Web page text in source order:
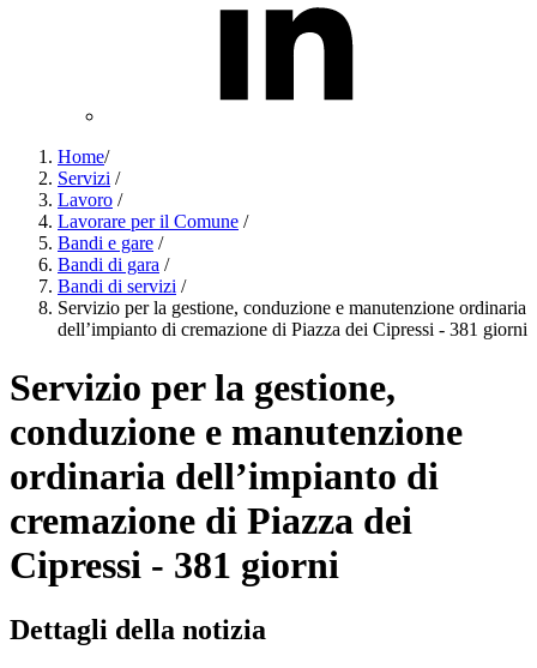
Home/
Servizi /
Lavoro /
Lavorare per il Comune /
Bandi e gare /
Bandi di gara /
Bandi di servizi /
Servizio per la gestione, conduzione e manutenzione ordinaria
dell’impianto di cremazione di Piazza dei Cipressi - 381 giorni
Servizio per la gestione,
conduzione e manutenzione
ordinaria dell’impianto di
cremazione di Piazza dei
Cipressi - 381 giorni
Dettagli della notizia